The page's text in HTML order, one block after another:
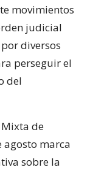
movimientos
judicial
diversos
perseguir el
del
de
agosto marca
sobre la